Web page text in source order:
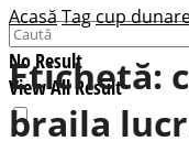
No Result
View All Result
AcasăTagcup
Etichetă:
braila